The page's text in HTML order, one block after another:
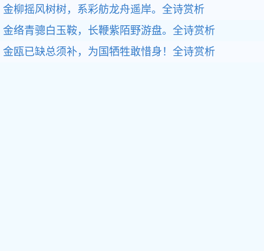
金柳摇风树树，系彩舫龙舟遥岸。全诗赏析
金络青骢白玉鞍，长鞭紫陌野游盘。全诗赏析
金瓯已缺总须补，为国牺牲敢惜身！全诗赏析